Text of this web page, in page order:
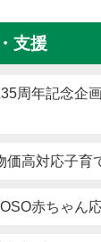
支援
周年記念企
価高対応子
赤ちゃん